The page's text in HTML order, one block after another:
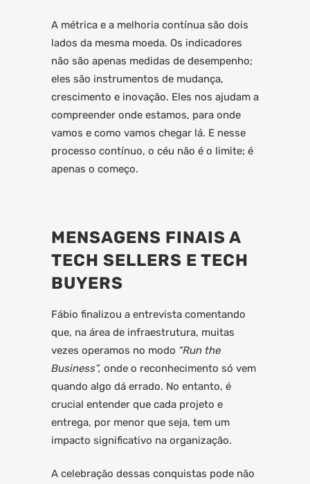
A métrica e a melhoria contínua são dois
lados da mesma moeda. Os indicadores
não são apenas medidas de desempenho;
eles são instrumentos de mudança,
crescimento e inovação. Eles nos ajudam a
compreender onde estamos, para onde
vamos e como vamos chegar lá. E nesse
processo contínuo, o céu não é o limite; é
apenas o começo.
MENSAGENS FINAIS A
TECH SELLERS E TECH
BUYERS
Fábio finalizou a entrevista comentando
que, na área de infraestrutura, muitas
vezes operamos no modo “Run the
Business”, onde o reconhecimento só vem
quando algo dá errado. No entanto, é
crucial entender que cada projeto e
entrega, por menor que seja, tem um
impacto significativo na organização.
A celebração dessas conquistas pode não